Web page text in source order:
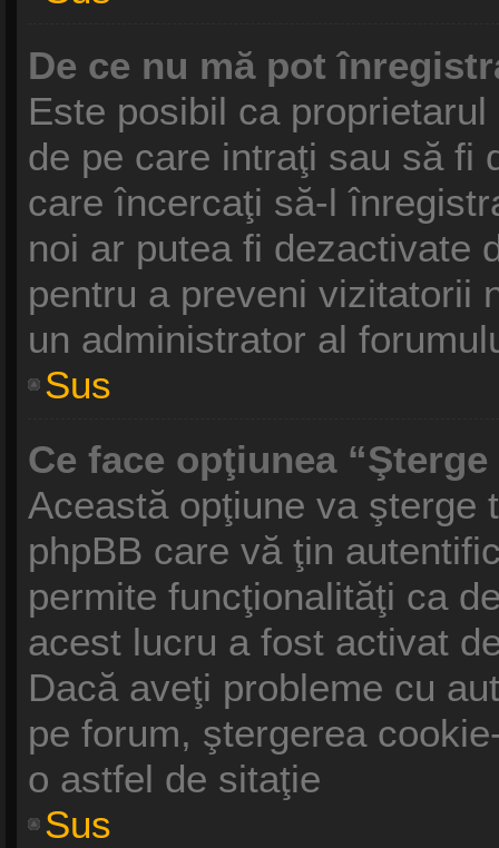
De ce nu mă pot
Este posibil ca
de pe care intraţi sau să fi
care încercaţi să-l
noi ar putea fi dezactivate
pentru a preveni vizitatorii
un administrator al
Sus
Ce face opţiunea
Această opţiune va şterge
phpBB care vă ţin
permite funcţionalităţi ca
acest lucru a fost activat
Dacă aveţi probleme cu
pe forum, ştergerea
o astfel de sitaţie
Sus